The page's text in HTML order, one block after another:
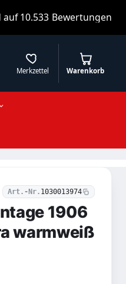
auf10.533 Bewertungen
Merkzettel Warenkorb
Art.-Nr. 1030013974
1906
warmweiß
In den Warenkorb